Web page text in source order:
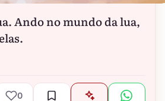
Ando no mundo da lua,
0